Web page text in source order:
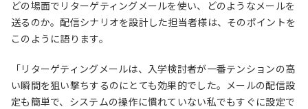
どの場面でリターゲティングメールを使い、どのようなメールを
送るのか。配信シナリオを設計した担当者様は、そのポイントを
このように語ります。
「リターゲティングメールは、入学検討者が一番テンションの高
い瞬間を狙い撃ちするのにとても効果的でした。メールの配信設
定も簡単で、システムの操作に慣れていない私でもすぐに設定で